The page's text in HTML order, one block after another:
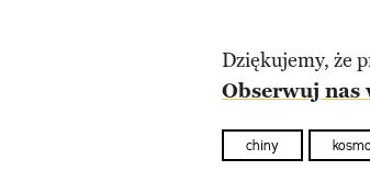
Dziękujemy, że
Obserwuj nas
chiny